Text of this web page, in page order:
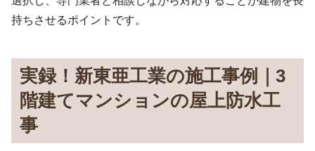
持ちさせるポイントです。
実録！新東亜工業の施工事例｜3
階建てマンションの屋上防水工
事